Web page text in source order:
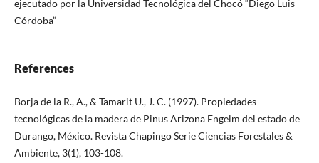
ejecutado por la Universidad Tecnológica del Chocó “Diego Luis
Córdoba”
References
Borja de la R., A., & Tamarit U., J. C. (1997). Propiedades
tecnológicas de la madera de Pinus Arizona Engelm del estado de
Durango, México. Revista Chapingo Serie Ciencias Forestales &
Ambiente, 3(1), 103-108.